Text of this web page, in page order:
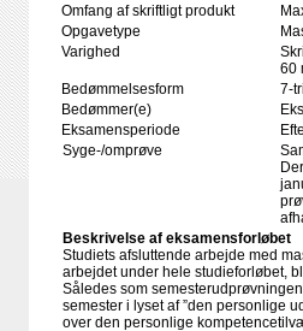
Omfang af skriftligt produkt
Opgavetype
Varighed
60
Bedømmelsesform
7-
Bedømmer(e)
Eksamensperiode
Syge-/omprøve
Beskrivelse af eksamensforløbet
Studiets afsluttende arbejde med
arbejdet under hele studieforløbet,
Således som
semester i lyset af ”den personlige
over den personlige